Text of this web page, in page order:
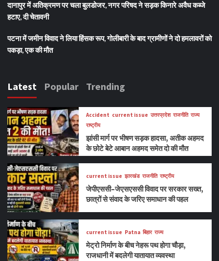
दानापुर में अतिक्रमण पर चला बुलडोजर, नगर परिषद ने सड़क किनारे अवैध कब्जे
हटाए, दी चेतावनी
पटना में जमीन विवाद ने लिया हिंसक रूप, गोलीबारी के बाद ग्रामीणों ने दो हमलावरों को
पकड़ा, एक की मौत
Latest Popular Trending
Accident current issue उत्तरप्रदेश राजनीति राज्य
राष्ट्रीय
झांसी मार्ग पर भीषण सड़क हादसा, अतीक अहमद
के छोटे बेटे आबान अहमद समेत दो की मौत
current issue झारखंड राजनीति राष्ट्रीय
जेपीएससी–जेएसएससी विवाद पर सरकार सख्त,
छात्रों से संवाद के जरिए समाधान की पहल
current issue Patna बिहार राज्य
मेट्रो निर्माण के बीच नेहरू पथ होगा चौड़ा,
राजधानी में बदलेगी यातायात व्यवस्था